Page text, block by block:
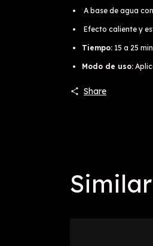
A base de agua
Efecto caliente y
Tiempo: 15 a 25
Modo de uso:
Share